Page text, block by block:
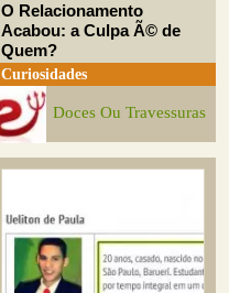
O Relacionamento
Acabou: a Culpa Ã© de
Quem?
Curiosidades
Doces Ou Travessuras